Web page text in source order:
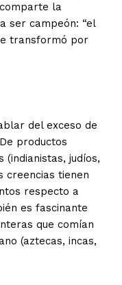
la
ser campeón: “el
transformó por
del exceso de
productos
judíos,
creencias tienen
respecto a
es fascinante
que comían
(aztecas, incas,